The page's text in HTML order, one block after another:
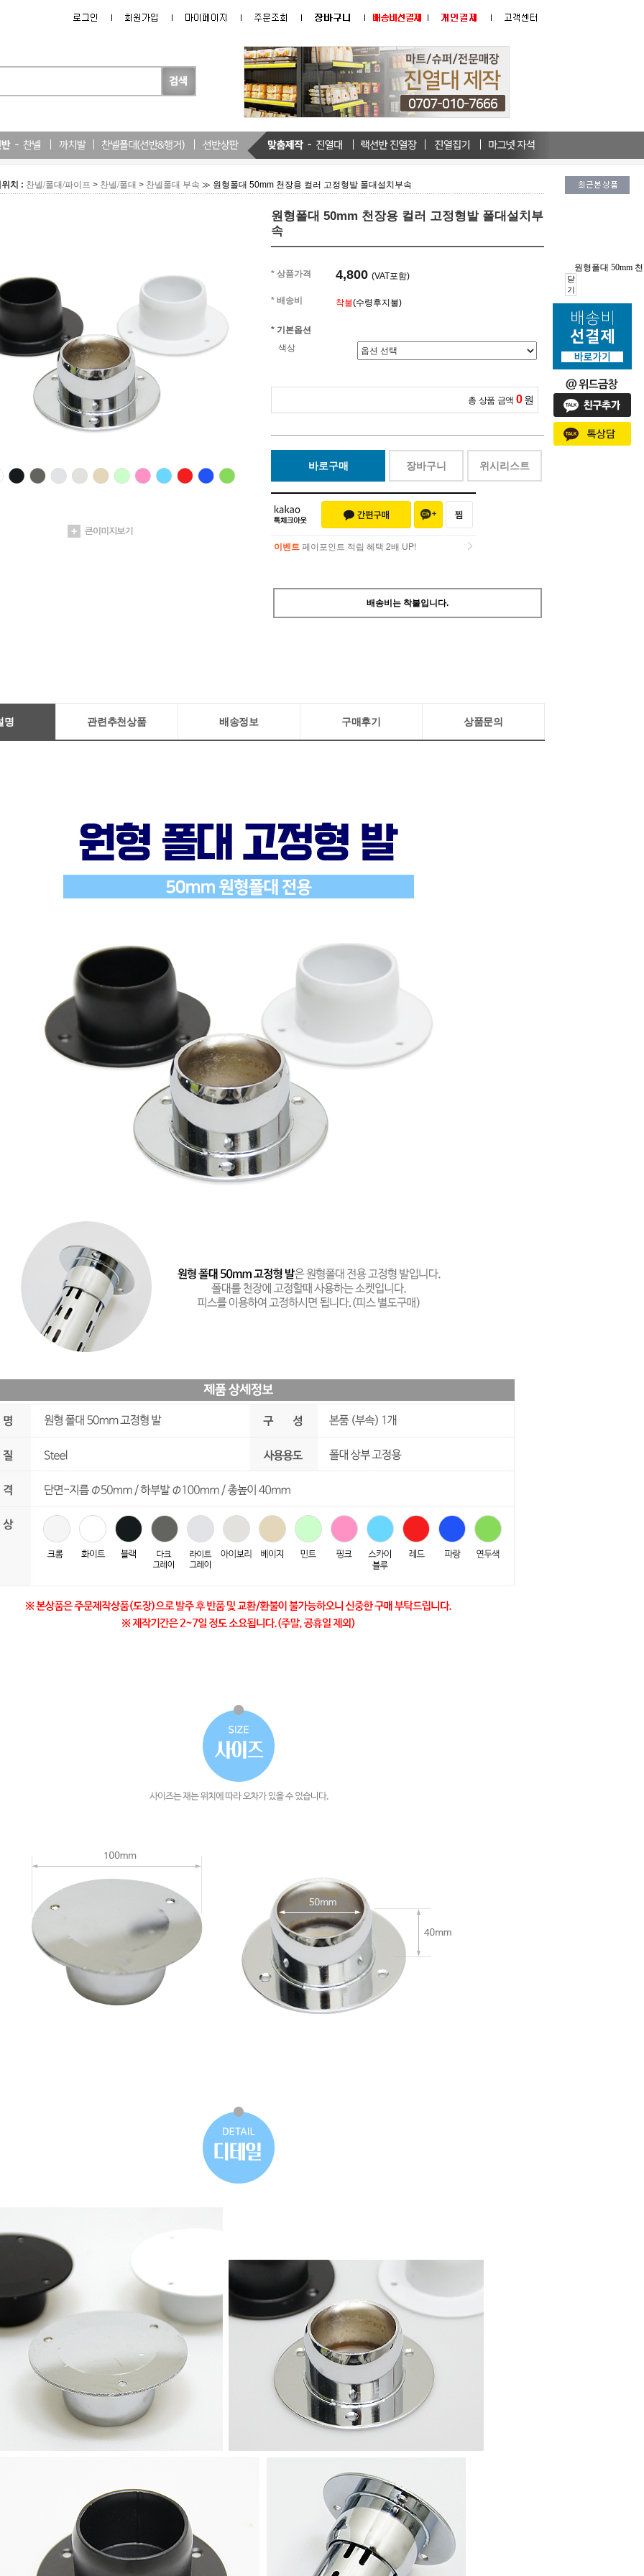
원형폴대 50mm
닫
기
치 : 찬넬/폴대/파이프 > 찬넬/폴대 > 찬넬폴대 부속 ≫ 원형폴대 50mm 천장용 컬러 고정형발 폴대설치부속
원형폴대 50mm 천장용 컬러 고정형발 폴대설치부
속
* 상품가격 4,800 (VAT포함)
* 배송비 착불(수령후지불)
* 기본옵션
색상
총 상품 금액 0 원
바로구매 장바구니 위시리스트
이벤트 페이포인트 적립 혜택 2배 UP!
배송비는 착불입니다.
명 관련추천상품 배송정보 구매후기 상품문의